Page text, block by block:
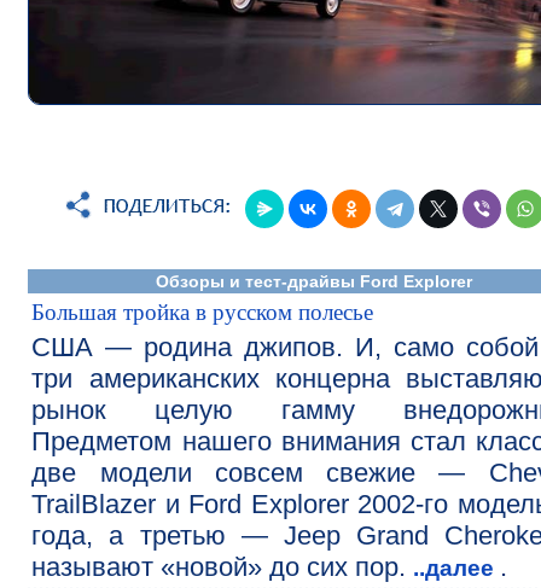
Обзоры и тест-драйвы Ford Explorer
Большая тройка в русском полесье
США — родина джипов. И, само
три американских концерна
рынок целую гамму
Предметом нашего внимания стал
две модели совсем свежие —
TrailBlazer и Ford Explorer 2002-го
года, а третью — Jeep Grand
называют «новой» до сих пор. ..далее .